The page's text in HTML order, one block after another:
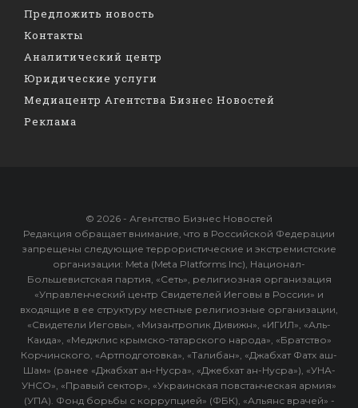
Предложить новость
Контакты
Аналитический центр
Юридические услуги
Медиацентр Агентства Бизнес Новостей
Реклама
© 2026 - Агентство Бизнес Новостей
Редакция обращает внимание, что в Российской Федерации
запрещены следующие террористические и экстремистские
организации: Meta (Meta Platforms Inc), Национал-
Большевистская партия, «Сеть», религиозная организация
«Управленческий центр Свидетелей Иеговы в России» и
входящие в ее структуру местные религиозные организации,
«Свидетели Иеговы», «Мизантропик Дивижн», «ИГИЛ», «Аль-
Каида», «Меджлис крымско-татарского народа», «Братство»
Корчинского, «Артподготовка», «Талибан», «Джабхат Фатх аш-
Шам» (ранее «Джабхат ан-Нусра», «Джебхат ан-Нусра»), «УНА-
УНСО», «Правый сектор», «Украинская повстанческая армия»
(УПА). Фонд борьбы с коррупцией» (ФБК), «Альянс врачей» -